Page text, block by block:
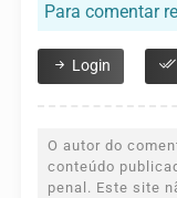
Para comentar
Login
O autor do
conteúdo
penal. Este site